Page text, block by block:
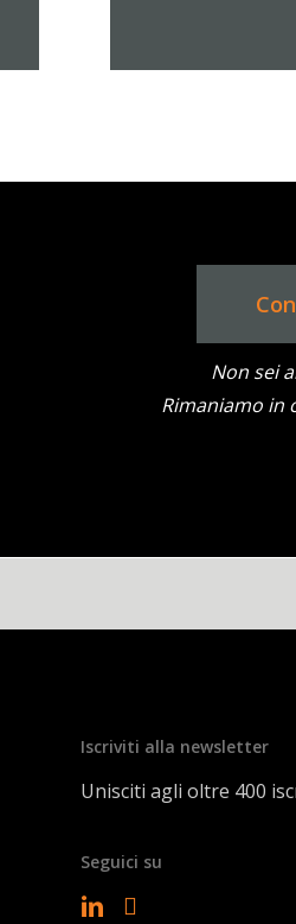
Non sei
Rimaniamo in
Iscriviti alla newsletter
Unisciti agli oltre 400
Seguici su